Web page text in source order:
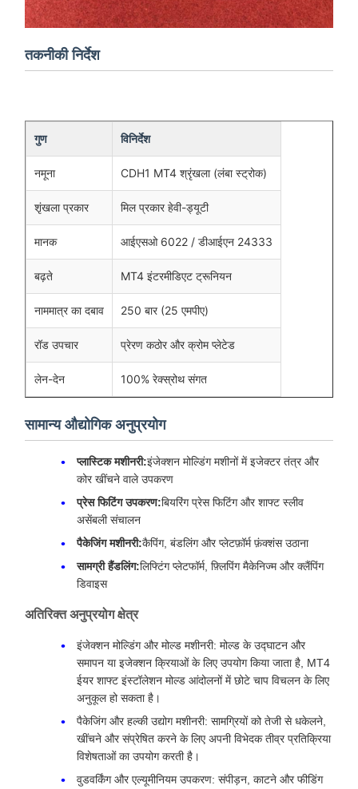
तकनीकी निर्देश
गुण विनिर्देश
नमूना CDH1 MT4 श्रृंखला (लंबा स्ट्रोक)
शृंखला प्रकार मिल प्रकार हेवी-ड्यूटी
मानक आईएसओ 6022 / डीआईएन 24333
बढ़ते MT4 इंटरमीडिएट ट्रूनियन
नाममात्र का दबाव 250 बार (25 एमपीए)
रॉड उपचार प्रेरण कठोर और क्रोम प्लेटेड
लेन-देन 100% रेक्स्रोथ संगत
सामान्य औद्योगिक अनुप्रयोग
प्लास्टिक मशीनरी:इंजेक्शन मोल्डिंग मशीनों में इजेक्टर तंत्र और
कोर खींचने वाले उपकरण
प्रेस फिटिंग उपकरण:बियरिंग प्रेस फिटिंग और शाफ्ट स्लीव
असेंबली संचालन
पैकेजिंग मशीनरी:कैपिंग, बंडलिंग और प्लेटफ़ॉर्म फ़ंक्शंस उठाना
सामग्री हैंडलिंग:लिफ्टिंग प्लेटफॉर्म, फ़्लिपिंग मैकेनिज्म और क्लैंपिंग
डिवाइस
अतिरिक्त अनुप्रयोग क्षेत्र
इंजेक्शन मोल्डिंग और मोल्ड मशीनरी: मोल्ड के उद्घाटन और
समापन या इजेक्शन क्रियाओं के लिए उपयोग किया जाता है, MT4
ईयर शाफ्ट इंस्टॉलेशन मोल्ड आंदोलनों में छोटे चाप विचलन के लिए
अनुकूल हो सकता है।
पैकेजिंग और हल्की उद्योग मशीनरी: सामग्रियों को तेजी से धकेलने,
खींचने और संप्रेषित करने के लिए अपनी विभेदक तीव्र प्रतिक्रिया
विशेषताओं का उपयोग करती है।
वुडवर्किंग और एल्यूमीनियम उपकरण: संपीड़न, काटने और फीडिंग